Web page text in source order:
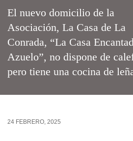
El nuevo domicilio de la
Asociación, La Casa de La
Conrada, “La Casa
Azuelo”, no dispone de
pero tiene una cocina de
24 FEBRERO, 2025